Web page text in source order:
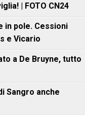
| FOTO CN24
in pole. Cessioni
e Vicario
a De Bruyne, tutto
Sangro anche